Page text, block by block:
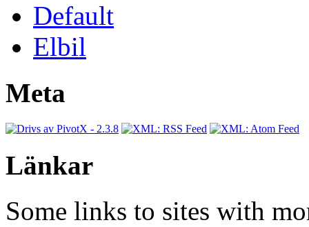
Default
Elbil
Meta
Länkar
Some links to sites with